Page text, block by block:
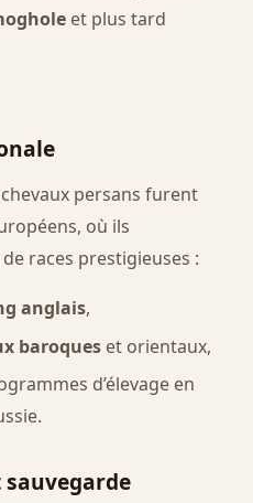
et plus tard
persans furent
où ils
races prestigieuses :
anglais,
baroqueset orientaux,
d’élevage en
sauvegarde